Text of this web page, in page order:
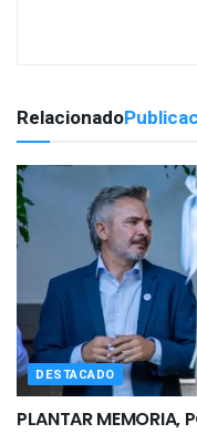
Relacionado
DESTACADO
PLANTAR MEMORIA,